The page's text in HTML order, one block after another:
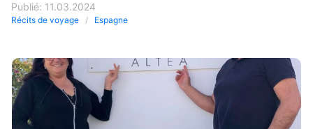
Publié: 11.03.2024
Récits de voyage Espagne